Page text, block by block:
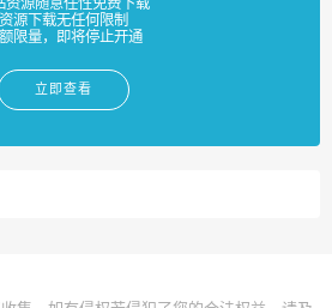
资源随意任性免费下载
资源下载无任何限制
限量，即将停止开通
立即查看